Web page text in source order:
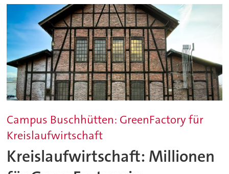
Campus Buschhütten: GreenFactory für
Kreislaufwirtschaft
Kreislaufwirtschaft: Millionen